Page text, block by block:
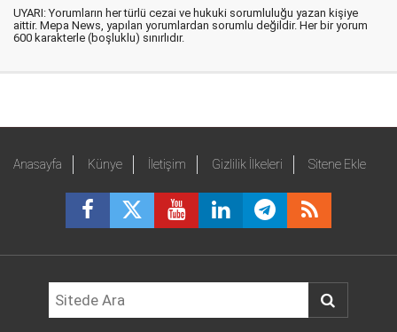
UYARI: Yorumların her türlü cezai ve hukuki sorumluluğu yazan kişiye
aittir. Mepa News, yapılan yorumlardan sorumlu değildir. Her bir yorum
600 karakterle (boşluklu) sınırlıdır.
Anasayfa Künye İletişim Gizlilik İlkeleri Sitene Ekle